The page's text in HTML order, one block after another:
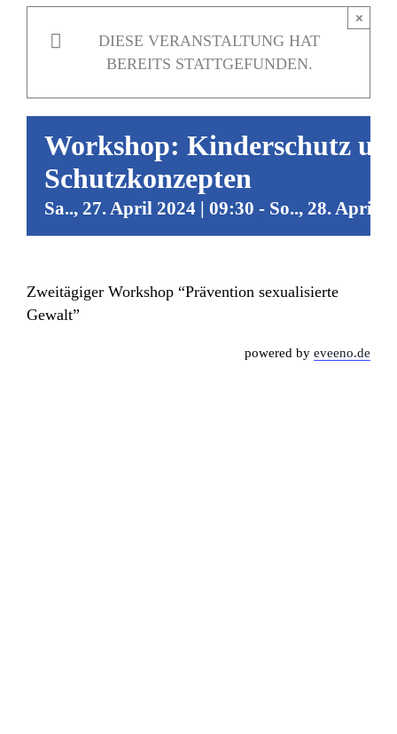
DIESE VERANSTALTUNG HAT
BEREITS STATTGEFUNDEN.
×
Workshop: Kinderschutz
Schutzkonzepten
Sa.., 27. April 2024 | 09:30 - So.., 28. April
Zweitägiger Workshop “Prävention sexualisierte
Gewalt”
powered by eveeno.de